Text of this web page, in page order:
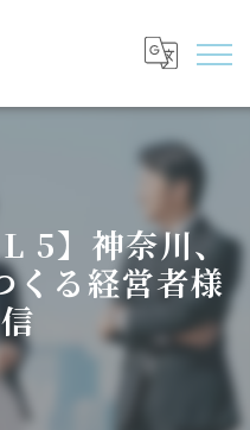
5】神奈川、
くる経営者様